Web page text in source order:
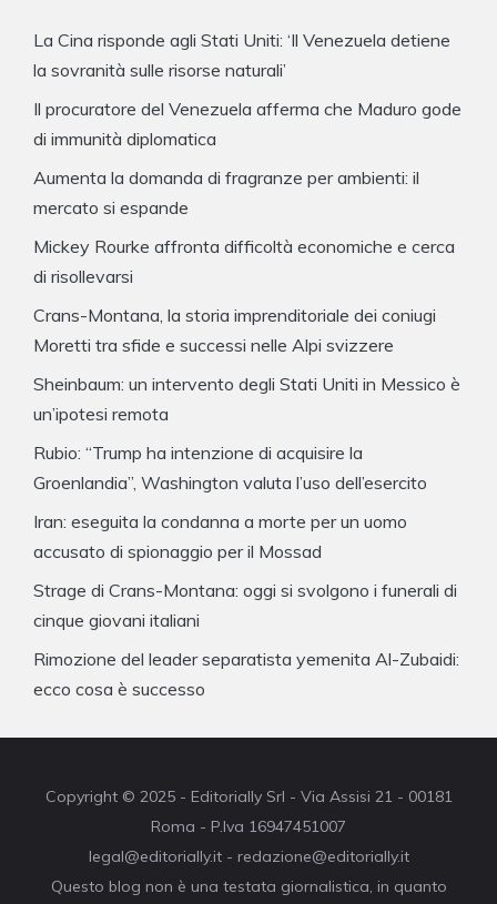
La Cina risponde agli Stati Uniti: ‘Il Venezuela detiene
la sovranità sulle risorse naturali’
Il procuratore del Venezuela afferma che Maduro gode
di immunità diplomatica
Aumenta la domanda di fragranze per ambienti: il
mercato si espande
Mickey Rourke affronta difficoltà economiche e cerca
di risollevarsi
Crans-Montana, la storia imprenditoriale dei coniugi
Moretti tra sfide e successi nelle Alpi svizzere
Sheinbaum: un intervento degli Stati Uniti in Messico è
un’ipotesi remota
Rubio: “Trump ha intenzione di acquisire la
Groenlandia”, Washington valuta l’uso dell’esercito
Iran: eseguita la condanna a morte per un uomo
accusato di spionaggio per il Mossad
Strage di Crans-Montana: oggi si svolgono i funerali di
cinque giovani italiani
Rimozione del leader separatista yemenita Al-Zubaidi:
ecco cosa è successo
Copyright © 2025 - Editorially Srl - Via Assisi 21 - 00181
Roma - P.Iva 16947451007
legal@editorially.it - redazione@editorially.it
Questo blog non è una testata giornalistica, in quanto